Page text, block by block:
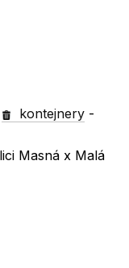
kontejnery -
Masná x Malá